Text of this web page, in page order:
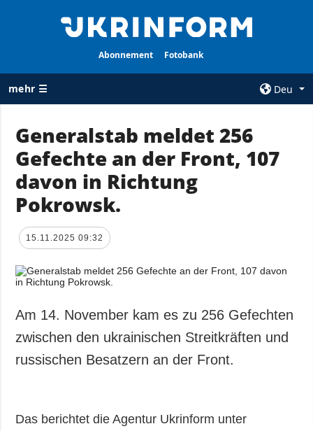
Abonnement Fotobank
mehr ☰
Deu
ALLE
RUBRIKEN
Krieg
Wiederaufbau
der Ukraine
Politik
Wirtschaft
Gesellschaft und
Kultur
Sport
Notfälle
AGENTUR
Über uns
und zum Schutz
Generalstab meldet 256
Gefechte an der Front, 107
davon in Richtung
Pokrowsk.
15.11.2025 09:32
Am 14. November kam es zu 256 Gefechten
zwischen den ukrainischen Streitkräften und
russischen Besatzern an der Front.
Das berichtet die Agentur Ukrinform unter